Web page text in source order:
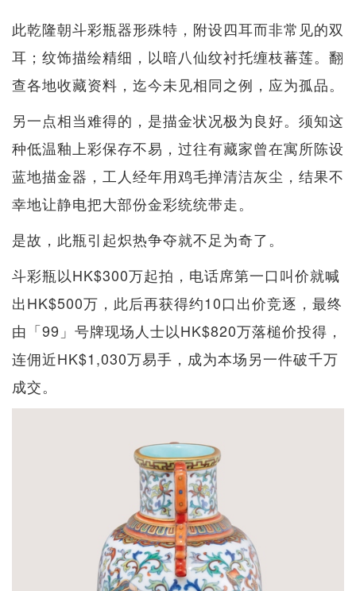
此乾隆朝斗彩瓶器形殊特，附设四耳而非常见的双
耳；纹饰描绘精细，以暗八仙纹衬托缠枝蕃莲。翻
查各地收藏资料，迄今未见相同之例，应为孤品。
另一点相当难得的，是描金状况极为良好。须知这
种低温釉上彩保存不易，过往有藏家曾在寓所陈设
蓝地描金器，工人经年用鸡毛掸清洁灰尘，结果不
幸地让静电把大部份金彩统统带走。
是故，此瓶引起炽热争夺就不足为奇了。
斗彩瓶以HK$300万起拍，电话席第一口叫价就喊
出HK$500万，此后再获得约10口出价竞逐，最终
由「99」号牌现场人士以HK$820万落槌价投得，
连佣近HK$1,030万易手，成为本场另一件破千万
成交。